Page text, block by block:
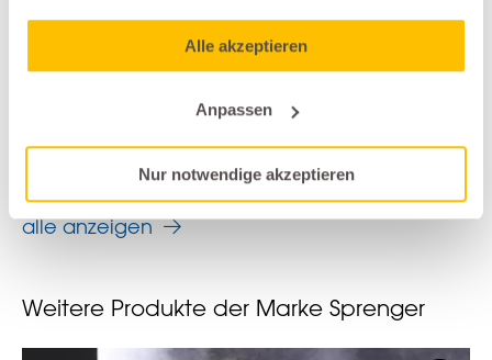
Alle akzeptieren
Anpassen
Nur notwendige akzeptieren
alle anzeigen
Schränke und Kommoden
Weitere Produkte der Marke Sprenger